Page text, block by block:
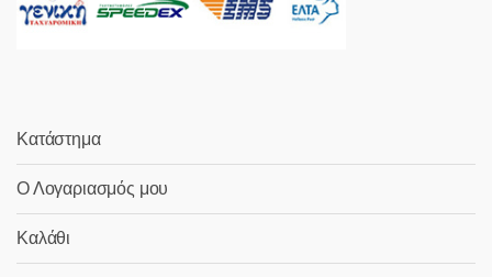
Κατάστημα
Ο Λογαριασμός μου
Καλάθι